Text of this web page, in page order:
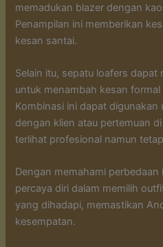
memadukan blazer dengan
Penampilan ini memberikan
kesan santai.
Selain itu, sepatu loafers
untuk menambah kesan
Kombinasi ini dapat
dengan klien atau pertemuan
terlihat profesional namun
Dengan memahami
percaya diri dalam memilih
yang dihadapi, memastikan
kesempatan.